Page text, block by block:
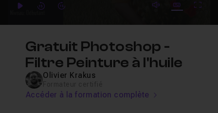
PlayForwardForward mute video
Subtitles
Gratuit Photoshop -
Filtre Peinture à l'huile
Olivier Krakus
Accéder à la formation complète